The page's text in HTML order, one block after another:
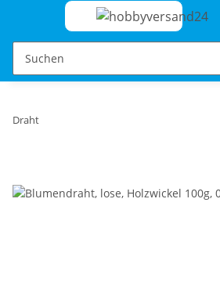
Draht